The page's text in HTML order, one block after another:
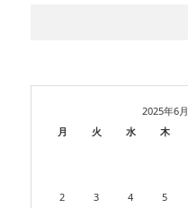
2025年6月
月
火 水 木
2 3 4 5